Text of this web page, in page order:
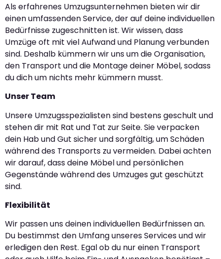
Als erfahrenes Umzugsunternehmen bieten wir dir
einen umfassenden Service, der auf deine individuellen
Bedürfnisse zugeschnitten ist. Wir wissen, dass
Umzüge oft mit viel Aufwand und Planung verbunden
sind. Deshalb kümmern wir uns um die Organisation,
den Transport und die Montage deiner Möbel, sodass
du dich um nichts mehr kümmern musst.
Unser Team
Unsere Umzugsspezialisten sind bestens geschult und
stehen dir mit Rat und Tat zur Seite. Sie verpacken
dein Hab und Gut sicher und sorgfältig, um Schäden
während des Transports zu vermeiden. Dabei achten
wir darauf, dass deine Möbel und persönlichen
Gegenstände während des Umzuges gut geschützt
sind.
Flexibilität
Wir passen uns deinen individuellen Bedürfnissen an.
Du bestimmst den Umfang unseres Services und wir
erledigen den Rest. Egal ob du nur einen Transport